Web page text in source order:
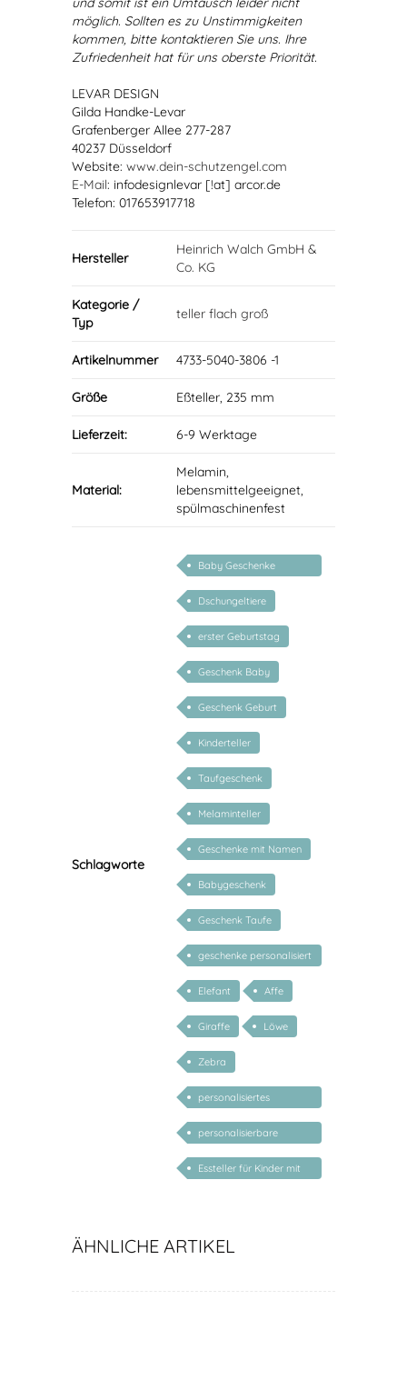
möglich. Sollten es zu Unstimmigkeiten
kommen, bitte kontaktieren Sie uns. Ihre
Zufriedenheit hat für uns oberste Priorität.
LEVAR DESIGN
Gilda Handke-Levar
Grafenberger Allee 277-287
40237 Düsseldorf
Website: www.dein-schutzengel.com
E-Mail: infodesignlevar [!at] arcor.de
Telefon: 017653917718
Hersteller
Heinrich Walch GmbH &
Co. KG
Kategorie /
Typ
teller flach groß
Artikelnummer 4733-5040-3806 -1
Größe Eßteller, 235 mm
Lieferzeit: 6-9 Werktage
Material:
Melamin,
lebensmittelgeeignet,
spülmaschinenfest
Schlagworte
Baby Geschenke
personalisierbar
Dschungeltiere
erster Geburtstag
Geschenk Baby
Geschenk Geburt
Kinderteller
Taufgeschenk
Melaminteller
Geschenke mit Namen
Babygeschenk
Geschenk Taufe
geschenke personalisiert
kinder
Elefant
Affe
Giraffe Löwe
Zebra
personalisiertes
Geschenk Baby
personalisierbare
geschenke zur geburt
Essteller für Kinder mit
ÄHNLICHE ARTIKEL